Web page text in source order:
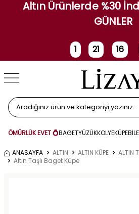
Altın Ürünlerde %30
GÜNLER
1
Gün
21
Saat
16
ÖMÜRLÜK EVET 💍BAGETYÜZÜKKOLYEKÜPE
ANASAYFA ALTIN ALTIN KÜPE
ALTIN
Altın Taşlı Baget Küpe